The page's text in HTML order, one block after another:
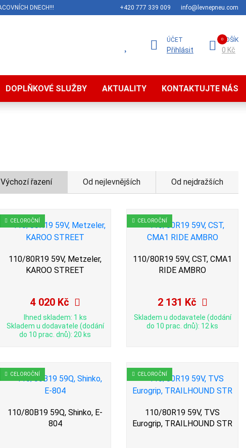
DNECH!!! +420 777 339 009 info@levnepneu.com
ÚČET
Přihlásit
KOŠÍK
0 Kč
DOPLŇKOVÉ SLUŽBY AKTUALITY KONTAKTUJTE NÁS
Výchozí řazení Od nejlevnějších Od nejdražších
CELOROČNÍ
110/80R19 59V, Metzeler,
KAROO STREET
4 020 Kč
Ihned skladem: 1 ks
Skladem u dodavatele (dodání
do 10 prac. dnů): 20 ks
CELOROČNÍ
110/80R19 59V, CST, CMA1
RIDE AMBRO
2 131 Kč
Skladem u dodavatele (dodání
do 10 prac. dnů): 12 ks
CELOROČNÍ
110/80B19 59Q, Shinko, E-
804
CELOROČNÍ
110/80R19 59V, TVS
Eurogrip, TRAILHOUND STR